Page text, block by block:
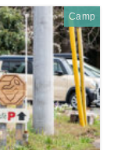
Camp